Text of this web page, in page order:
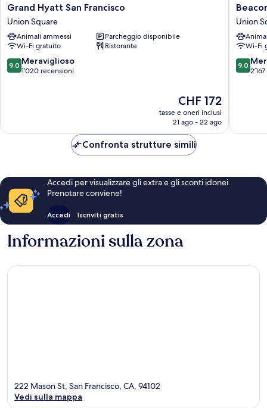
Grand
Hyatt
San
Francisco
Union
Square
Grand Hyatt San Francisco
Union Square
Animali ammessi
Parcheggio disponibile
Wi-Fi gratuito
Ristorante
9.0
su
9.0 Meraviglioso
1’020 recensioni
Il
prezzo
attuale
CHF 172
CHF 172
tasse e oneri inclusi
21 ago - 22 ago
Beacon
Grand,
A
Union
Square
Hotel
Union
Union
Wi-Fi
9.0
su
9.0
Confronta strutture simili
Accedi per visualizzare gli extra e gli sconti idonei.
Prenotare conviene!
Accedi Iscriviti gratis
Informazioni sulla zona
222 Mason St, San Francisco, CA, 94102
Vedi sulla mappa